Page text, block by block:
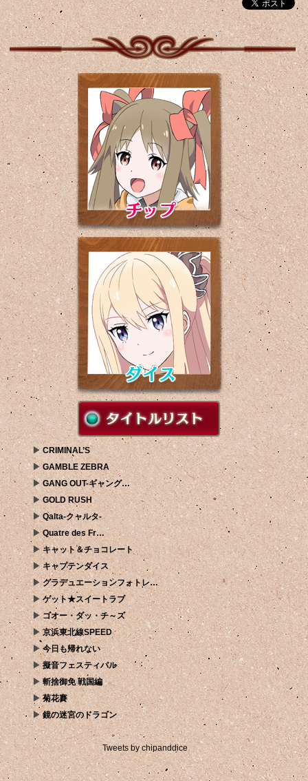
CRIMINAL’S
GAMBLE ZEBRA
GANG OUT-ギャング…
GOLD RUSH
Qalta-クャルタ-
Quatre des Fr…
キャット＆チョコレート
キャプテンダイス
グラデュエーションフォトレ…
ゲット★スイートラブ
ゴオー・ダッ・チ～ズ
京浜東北線SPEED
今日も帰れない
擬音フェスティバル
斬捨御免 戦国編
菊花賽
鏡の迷宮のドラゴン
Tweets by chipanddice